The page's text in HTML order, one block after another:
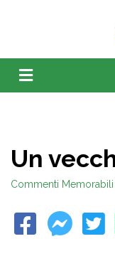
Un
Commenti Memorabili